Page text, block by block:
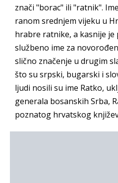
znači "borac" ili "ratnik".
ranom srednjem vijeku u
hrabre ratnike, a kasnije
službeno ime za
slično značenje u drugim
što su srpski, bugarski i
ljudi nosili su ime Ratko,
generala bosanskih Srba,
poznatog hrvatskog